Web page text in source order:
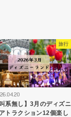
旅行
叫系無し】3月のディズニ
トラクション12個楽し